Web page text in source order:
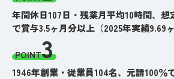
年間休日107日・残業月平均10時間、想
で賞与3.5ヶ月分以上（2025年実績9.69
POINT3
1946年創業・従業員104名、元請100％